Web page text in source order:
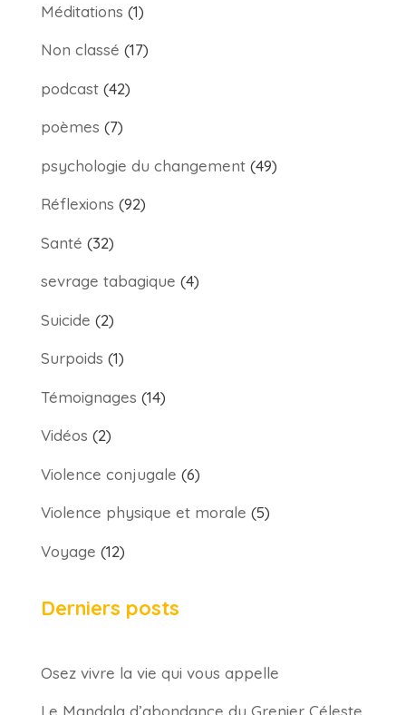
Méditations (1)
Non classé (17)
podcast(42)
poèmes (7)
psychologie du changement(49)
Réflexions (92)
Santé (32)
sevrage tabagique (4)
Suicide (2)
Surpoids (1)
Témoignages (14)
Vidéos (2)
Violence conjugale (6)
Violence physique et morale (5)
Voyage (12)
Derniers posts
Osez vivre la vie qui vous appelle
Le Mandala d’abondance du Grenier Céleste